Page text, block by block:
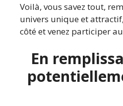
Voilà, vous savez tout,
univers unique et
côté et venez participer
En